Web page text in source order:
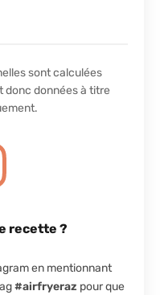
donc données à titre
recette ?
en mentionnant
#airfryeraz pour que